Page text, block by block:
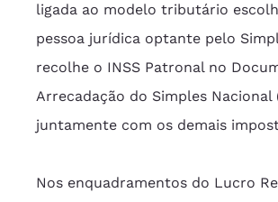
ligada ao modelo tributário
pessoa jurídica optante pelo
recolhe o INSS Patronal no
Arrecadação do Simples Nacional
juntamente com os demais
Nos enquadramentos do Lucro